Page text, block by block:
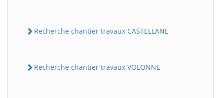
Recherche chantier travaux CASTELLANE
Recherche chantier travaux VOLONNE